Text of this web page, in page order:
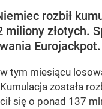
rozbił
miliony złotych.
Eurojackpot.
tym miesiącu
została
się o ponad 137